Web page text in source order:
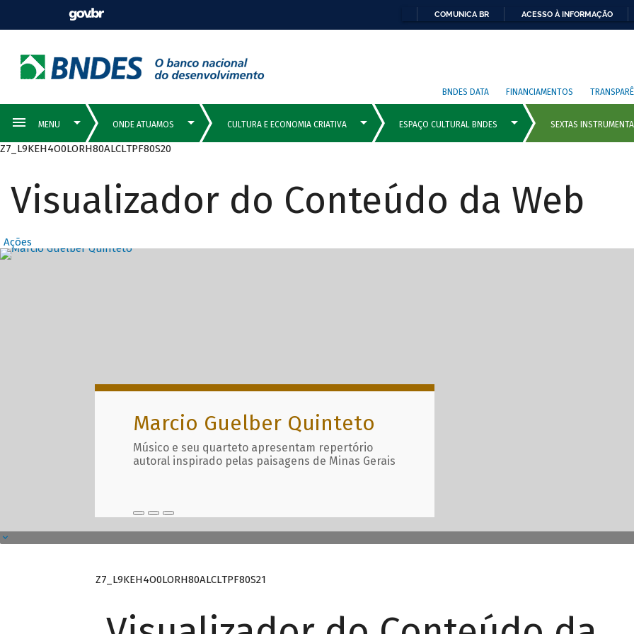
COMUNICA BR ACESSO À INFORMAÇÃO
BNDES DATA FINANCIAMENTOS
Z7_L9KEH4O0LORH80ALCLTPF80S20
Visualizador do Conteúdo da Web
Ações
Destaques Principais com
Marcio Guelber Quinteto
Músico e seu quarteto apresentam repertório
autoral inspirado pelas paisagens de Minas Gerais
Z7_L9KEH4O0LORH80ALCLTPF80S21